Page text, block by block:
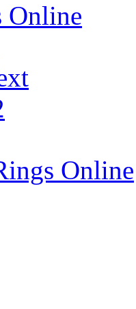
Online
Online